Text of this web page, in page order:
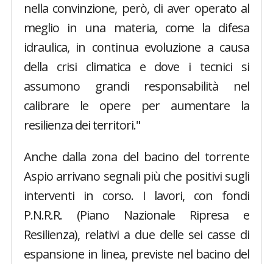
nella convinzione, però, di aver operato al
meglio in una materia, come la difesa
idraulica, in continua evoluzione a causa
della crisi climatica e dove i tecnici si
assumono grandi responsabilità nel
calibrare le opere per aumentare la
resilienza dei territori."
Anche dalla zona del bacino del torrente
Aspio arrivano segnali più che positivi sugli
interventi in corso. I lavori, con fondi
P.N.R.R. (Piano Nazionale Ripresa e
Resilienza), relativi a due delle sei casse di
espansione in linea, previste nel bacino del